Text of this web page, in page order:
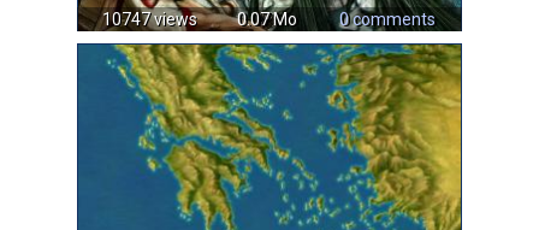
10747 views 0.07 Mo 0 comments